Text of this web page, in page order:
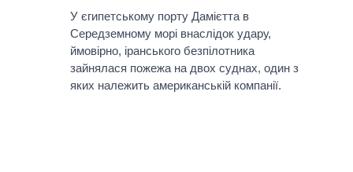
ДАЙДЖЕСТИ
ВЕРХОВНА РАДА
КАБІНЕТ МІНІСТРІВ
ГОЛОВИ ОБЛАДМІНІСТРАЦІЙ
МЕРИ МІСТ
ВІДЕО
ПІДТРИМАТИ
ПОРІВНЯННЯ ПОЛІТИКІВ
У єгипетському порту Дамієтта в
Середземному морі внаслідок удару,
ймовірно, іранського безпілотника
зайнялася пожежа на двох суднах, один з
яких належить американській компанії.